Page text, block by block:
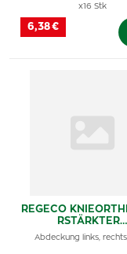
x16 Stk
6,38 €
REGECO
RSTÄRKTER…
Abdeckung links,